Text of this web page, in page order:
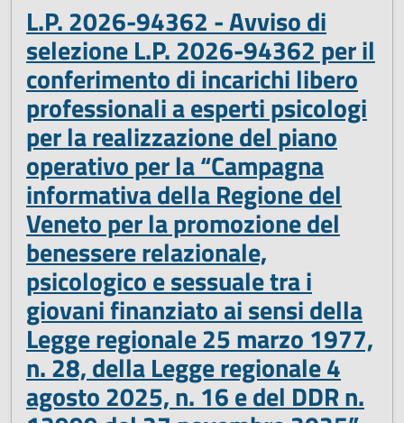
L.P. 2026-94362 - Avviso di
selezione L.P. 2026-94362 per il
conferimento di incarichi libero
professionali a esperti psicologi
per la realizzazione del piano
operativo per la “Campagna
informativa della Regione del
Veneto per la promozione del
benessere relazionale,
psicologico e sessuale tra i
giovani finanziato ai sensi della
Legge regionale 25 marzo 1977,
n. 28, della Legge regionale 4
agosto 2025, n. 16 e del DDR n.